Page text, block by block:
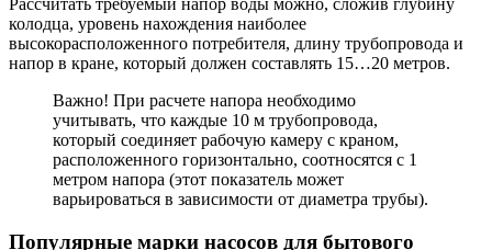
Рассчитать требуемый напор воды можно, сложив глубину
колодца, уровень нахождения наиболее
высокорасположенного потребителя, длину трубопровода и
напор в кране, который должен составлять 15…20 метров.
Важно! При расчете напора необходимо
учитывать, что каждые 10 м трубопровода,
который соединяет рабочую камеру с краном,
расположенного горизонтально, соотносятся с 1
метром напора (этот показатель может
варьироваться в зависимости от диаметра трубы).
Популярные марки насосов для бытового